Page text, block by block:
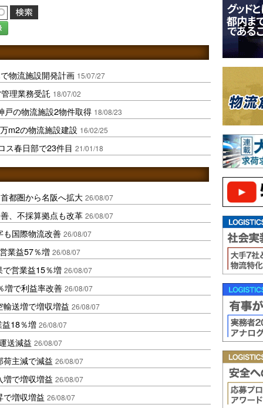
物流施設開発計画 15/07/27
理業務受託 18/07/02
戸の物流施設2物件取得 18/08/23
m2の物流施設建設 16/02/25
ス春日部で23件目 21/01/18
都圏から名阪へ拡大 26/08/07
、不採算拠点も改革 26/08/07
も国際物流改善 26/08/07
業益57％増 26/08/07
営業益15％増 26/08/07
増で利益率改善 26/08/07
送増で増収増益 26/08/07
18％増 26/08/07
送減益 26/08/07
主減で減益 26/08/07
で増収増益 26/08/07
で増収増益 26/08/07